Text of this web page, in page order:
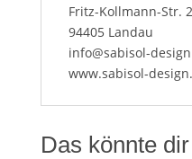
Fritz-Kollmann-Str.
94405 Landau
info@sabisol-
www.sabisol-
Das könnte